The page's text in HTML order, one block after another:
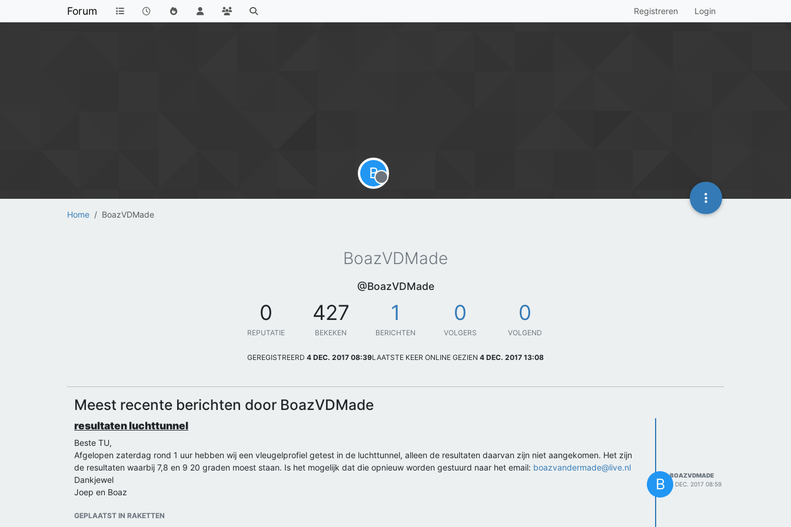
Forum Registreren Login
Home BoazVDMade
B
Offline
BoazVDMade
@BoazVDMade
0
REPUTATIE
427
BEKEKEN
1
BERICHTEN
0
VOLGERS
0
VOLGEND
GEREGISTREERD 4 DEC. 2017 08:39LAATSTE KEER ONLINE GEZIEN 4 DEC. 2017 13:08
Meest recente berichten door BoazVDMade
resultaten luchttunnel
Beste TU,
Afgelopen zaterdag rond 1 uur hebben wij een vleugelprofiel getest in de luchttunnel, alleen de resultaten daarvan zijn niet aangekomen. Het zijn
de resultaten waarbij 7,8 en 9 20 graden moest staan. Is het mogelijk dat die opnieuw worden gestuurd naar het email: boazvandermade@live.nl
Dankjewel
Joep en Boaz
GEPLAATST IN RAKETTEN
B
BOAZVDMADE
4 DEC. 2017 08:59